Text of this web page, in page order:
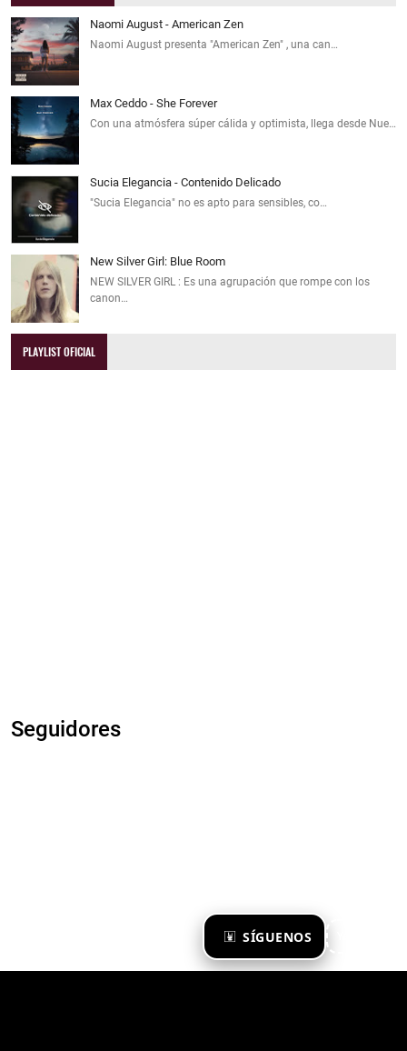
SÍGUENOS
Naomi August - American Zen
Naomi August presenta "American Zen" , una can…
Max Ceddo - She Forever
Con una atmósfera súper cálida y optimista, llega desde Nue…
Sucia Elegancia - Contenido Delicado
"Sucia Elegancia" no es apto para sensibles, co…
New Silver Girl: Blue Room
NEW SILVER GIRL : Es una agrupación que rompe con los
canon…
PLAYLIST OFICIAL
Seguidores